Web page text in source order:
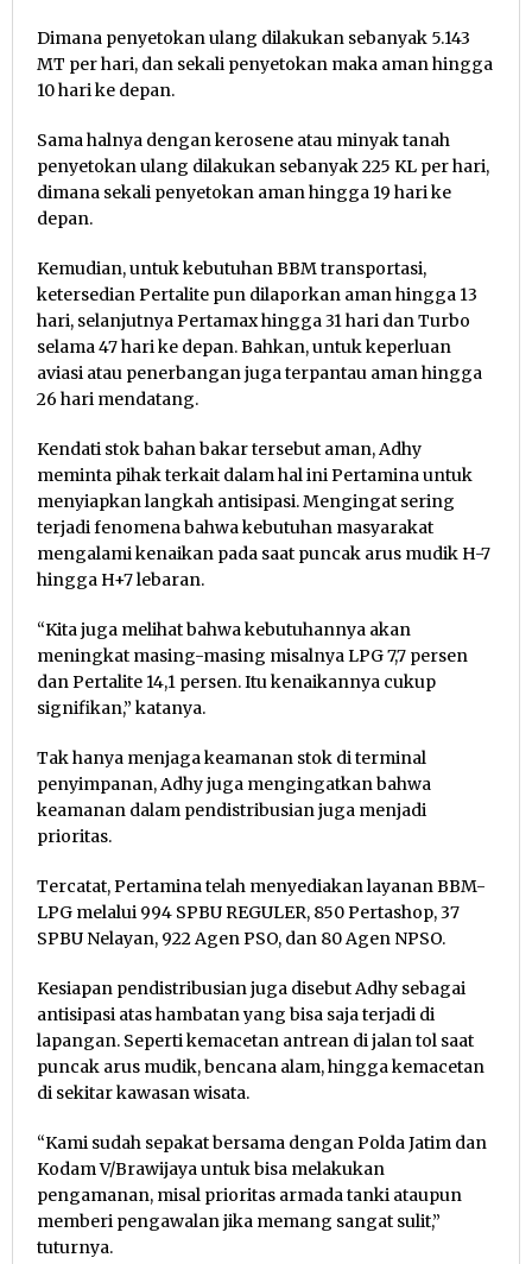
Dimana penyetokan ulang dilakukan sebanyak 5.143
MT per hari, dan sekali penyetokan maka aman hingga
10 hari ke depan.
Sama halnya dengan kerosene atau minyak tanah
penyetokan ulang dilakukan sebanyak 225 KL per hari,
dimana sekali penyetokan aman hingga 19 hari ke
depan.
Kemudian, untuk kebutuhan BBM transportasi,
ketersedian Pertalite pun dilaporkan aman hingga 13
hari, selanjutnya Pertamax hingga 31 hari dan Turbo
selama 47 hari ke depan. Bahkan, untuk keperluan
aviasi atau penerbangan juga terpantau aman hingga
26 hari mendatang.
Kendati stok bahan bakar tersebut aman, Adhy
meminta pihak terkait dalam hal ini Pertamina untuk
menyiapkan langkah antisipasi. Mengingat sering
terjadi fenomena bahwa kebutuhan masyarakat
mengalami kenaikan pada saat puncak arus mudik H-7
hingga H+7 lebaran.
“Kita juga melihat bahwa kebutuhannya akan
meningkat masing-masing misalnya LPG 7,7 persen
dan Pertalite 14,1 persen. Itu kenaikannya cukup
signifikan,” katanya.
Tak hanya menjaga keamanan stok di terminal
penyimpanan, Adhy juga mengingatkan bahwa
keamanan dalam pendistribusian juga menjadi
prioritas.
Tercatat, Pertamina telah menyediakan layanan BBM-
LPG melalui 994 SPBU REGULER, 850 Pertashop, 37
SPBU Nelayan, 922 Agen PSO, dan 80 Agen NPSO.
Kesiapan pendistribusian juga disebut Adhy sebagai
antisipasi atas hambatan yang bisa saja terjadi di
lapangan. Seperti kemacetan antrean di jalan tol saat
puncak arus mudik, bencana alam, hingga kemacetan
di sekitar kawasan wisata.
“Kami sudah sepakat bersama dengan Polda Jatim dan
Kodam V/Brawijaya untuk bisa melakukan
pengamanan, misal prioritas armada tanki ataupun
memberi pengawalan jika memang sangat sulit,”
tuturnya.